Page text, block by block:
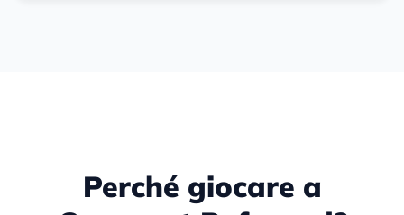
Perché giocare a